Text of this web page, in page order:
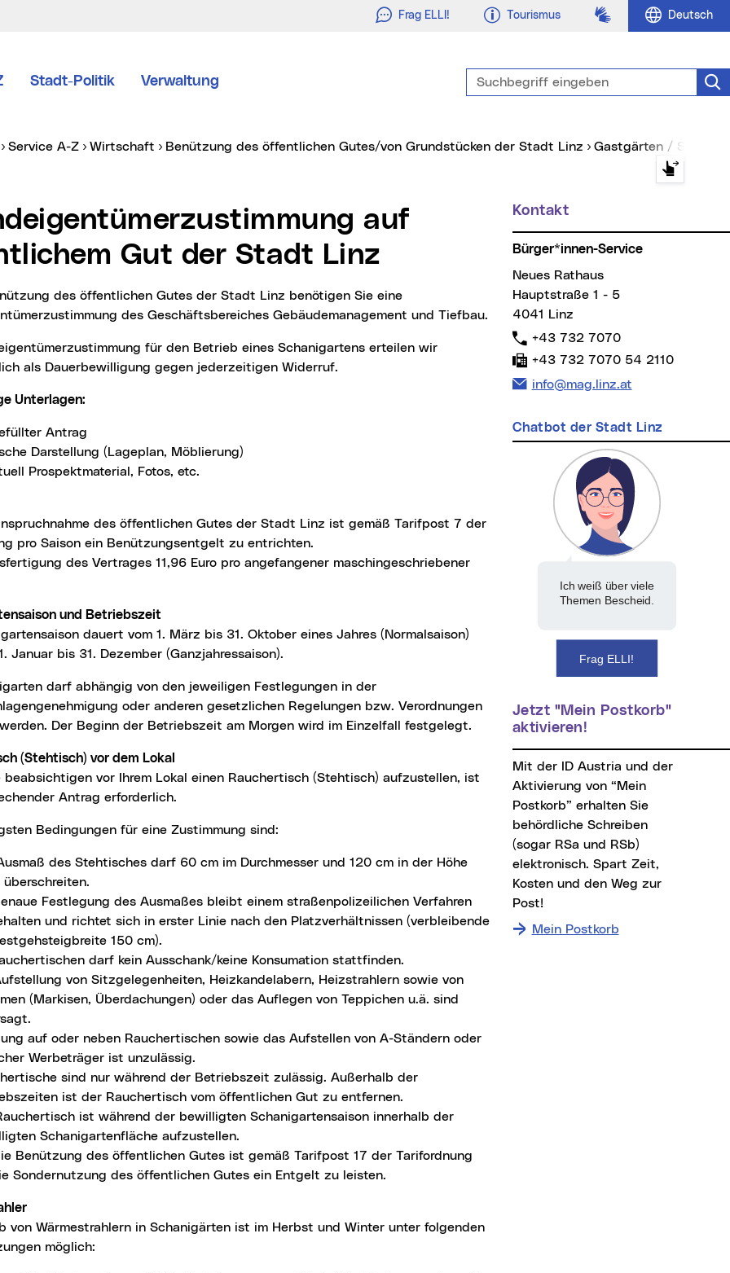
Frag ELLI! Tourismus Gebärdensprache
Deutsch
Stadt-Politik Verwaltung Suchbegriff eingeben
Service A-Z Wirtschaft Benützung des öffentlichen Gutes/von Grundstücken der Stadt Linz Gastgärten /
Gut der Stadt Linz
des Geschäftsbereiches Gebäudemanagement und Tiefbau.
als Dauerbewilligung gegen jederzeitigen Widerruf.
Unterlagen:
Antrag
Darstellung (Lageplan, Möblierung)
Prospektmaterial, Fotos, etc.
des öffentlichen Gutes der Stadt Linz ist gemäß Tarifpost 7 der
pro Saison ein Benützungsentgelt zu entrichten.
des Vertrages 11,96 Euro pro angefangener maschingeschriebener
und Betriebszeit
dauert vom 1. März bis 31. Oktober eines Jahres (Normalsaison)
Januar bis 31. Dezember (Ganzjahressaison).
oder anderen gesetzlichen Regelungen bzw. Verordnungen
Der Beginn der Betriebszeit am Morgen wird im Einzelfall festgelegt.
(Stehtisch) vor dem Lokal
beabsichtigen vor Ihrem Lokal einen Rauchertisch (Stehtisch) aufzustellen, ist
Antrag erforderlich.
Bedingungen für eine Zustimmung sind:
des Stehtisches darf 60 cm im Durchmesser und 120 cm in der Höhe
Festlegung des Ausmaßes bleibt einem straßenpolizeilichen Verfahren
und richtet sich in erster Linie nach den Platzverhältnissen (verbleibende
150 cm).
darf kein Ausschank/keine Konsumation stattfinden.
von Sitzgelegenheiten, Heizkandelabern, Heizstrahlern sowie von
(Markisen, Überdachungen) oder das Auflegen von Teppichen u.ä. sind
auf oder neben Rauchertischen sowie das Aufstellen von A-Ständern oder
Werbeträger ist unzulässig.
sind nur während der Betriebszeit zulässig. Außerhalb der
ist der Rauchertisch vom öffentlichen Gut zu entfernen.
ist während der bewilligten Schanigartensaison innerhalb der
Schanigartenfläche aufzustellen.
Benützung des öffentlichen Gutes ist gemäß Tarifpost 17 der Tarifordnung
Sondernutzung des öffentlichen Gutes ein Entgelt zu leisten.
von Wärmestrahlern in Schanigärten ist im Herbst und Winter unter folgenden
möglich:
Weitere Informationen
Kontakt
Bürger*innen-Service
Neues Rathaus
Hauptstraße 1 - 5
4041 Linz
Telefon:
+43 732 7070
Fax:
+43 732 7070 54 2110
E-Mail Adresse:
info@mag.linz.at
Chatbot der Stadt Linz
Ich weiß über viele
Themen Bescheid.
Frag ELLI!
Jetzt "Mein Postkorb"
aktivieren!
Mit der ID Austria und der
Aktivierung von “Mein
Postkorb” erhalten Sie
behördliche Schreiben
(sogar RSa und RSb)
elektronisch. Spart Zeit,
Kosten und den Weg zur
Post!
Mein Postkorb